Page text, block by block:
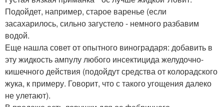
Подойдет, например, старое варенье (если
засахарилось, сильно загустело - немного разбавим
водой.
Еще нашла совет от опытного виноградаря: добавить в
эту жидкость ампулу любого инсектицида желудочно-
кишечного действия (подойдут средства от колорадского
жука, к примеру. Говорит, что с такого угощения далеко
не улетают).